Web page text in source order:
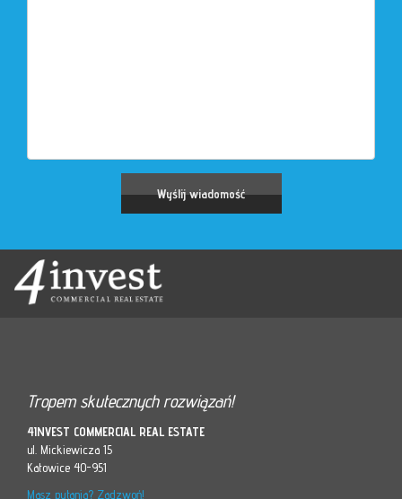
Tropem skutecznych rozwiązań!
4INVEST COMMERCIAL REAL ESTATE
ul. Mickiewicza 15
Katowice 40-951
Masz pytania? Zadzwoń!